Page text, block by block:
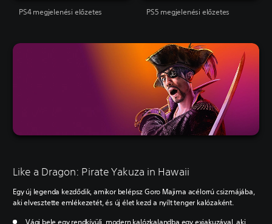
PS4 megjelenési előzetes PS5 megjelenési előzetes
Like a Dragon: Pirate Yakuza in Hawaii
Egy új legenda kezdődik, amikor belépsz Goro Majima acélorrú csizmájába,
aki elvesztette emlékezetét, és új élet kezd a nyílt tenger kalózaként.
Vágj bele egy rendkívüli, modern kalózkalandba egy exjakuzával, aki